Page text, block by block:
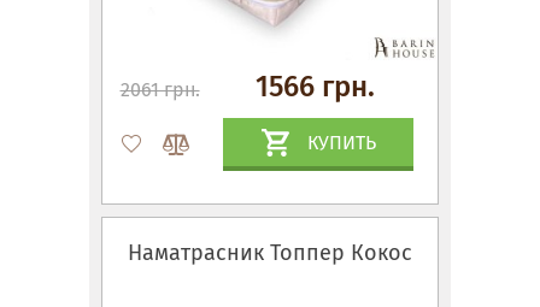
2061 грн. 1566 грн.
КУПИТЬ
Наматрасник Топпер Кокос